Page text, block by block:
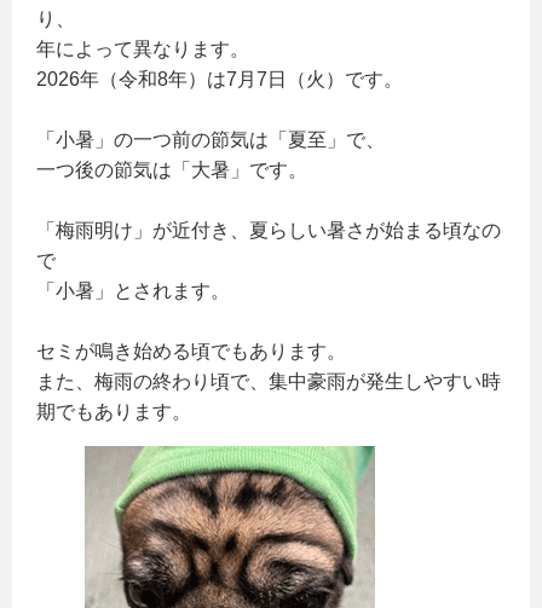
り、
年によって異なります。
2026年（令和8年）は7月7日（火）です。
「小暑」の一つ前の節気は「夏至」で、
一つ後の節気は「大暑」です。
「梅雨明け」が近付き、夏らしい暑さが始まる頃なの
で
「小暑」とされます。
セミが鳴き始める頃でもあります。
また、梅雨の終わり頃で、集中豪雨が発生しやすい時
期でもあります。